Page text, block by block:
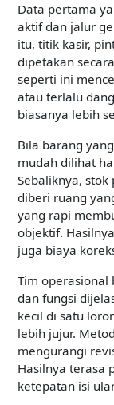
Data pertama
aktif dan jalur
itu, titik kasir,
dipetakan
seperti ini
atau terlalu
biasanya lebih
Bila barang
mudah dilihat
Sebaliknya,
diberi ruang
yang rapi
objektif.
juga biaya
Tim operasional
dan fungsi
kecil di satu
lebih jujur.
mengurangi
Hasilnya terasa
ketepatan isi